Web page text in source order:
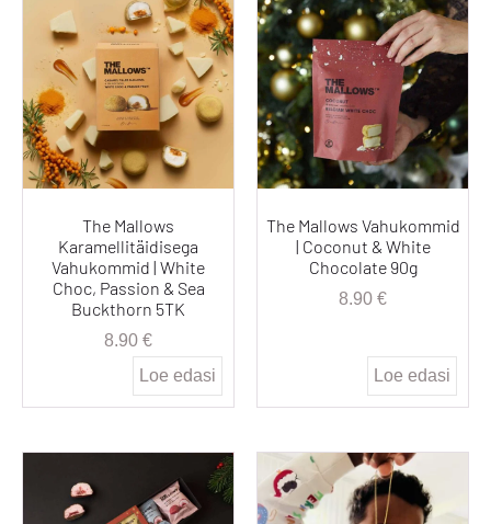
The Mallows
Karamellitäidisega
Vahukommid | White
Choc, Passion & Sea
Buckthorn 5TK
8.90 €
Loe edasi
The Mallows Vahukommid
| Coconut & White
Chocolate 90g
8.90 €
Loe edasi